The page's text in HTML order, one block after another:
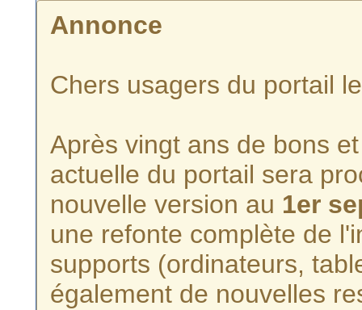
Annonce
Chers usagers du portail
Après vingt ans de bons
actuelle du portail sera
nouvelle version au 1er
une refonte complète de
supports (ordinateurs,
également de nouvelles